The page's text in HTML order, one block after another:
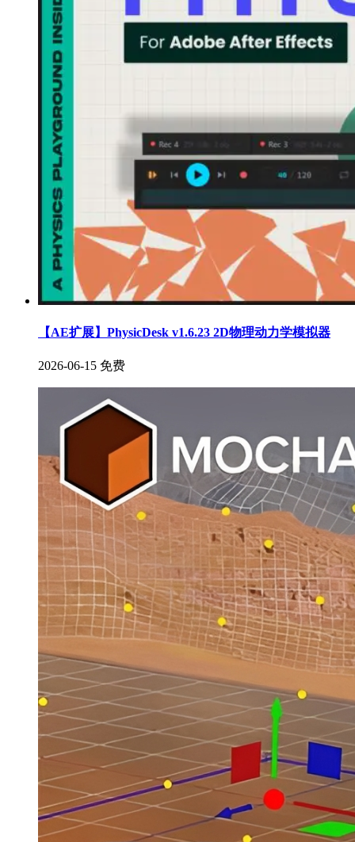
【AE扩展】PhysicDesk v1.6.23 2D物理动力学模拟器
2026-06-15 免费